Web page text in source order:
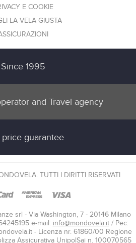
E COOKIE
LA VELA GIUSTA
Since 1995
and Travel agency
price guarantee
TUTTI I DIRITTI RISERVATI
srl - Via Washington, 7 - 20146 Milano
e-mail: info@mondovela.it/ Pec:
- Licenza nr. 61860/00 Regione
Assicurativa UnipolSai n. 100070565